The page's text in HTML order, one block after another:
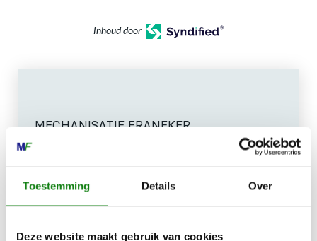
Toestemming Details Over
Deze website maakt gebruik van cookies
Inhoud door
MECHANISATIE FRANEKER
0517-396800
info@mechanisatiefraneker.nl